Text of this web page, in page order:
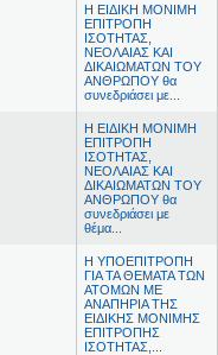
Η ΕΙΔΙΚΗ ΜΟΝΙΜΗ
ΕΠΙΤΡΟΠΗ
ΙΣΟΤΗΤΑΣ,
ΝΕΟΛΑΙΑΣ ΚΑΙ
ΔΙΚΑΙΩΜΑΤΩΝ ΤΟΥ
ΑΝΘΡΩΠΟΥ θα
συνεδριάσει με...
Η ΕΙΔΙΚΗ ΜΟΝΙΜΗ
ΕΠΙΤΡΟΠΗ
ΙΣΟΤΗΤΑΣ,
ΝΕΟΛΑΙΑΣ ΚΑΙ
ΔΙΚΑΙΩΜΑΤΩΝ ΤΟΥ
ΑΝΘΡΩΠΟΥ θα
συνεδριάσει με
θέμα...
Η ΥΠΟΕΠΙΤΡΟΠΗ
ΓΙΑ ΤΑ ΘΕΜΑΤΑ ΤΩΝ
ΑΤΟΜΩΝ ΜΕ
ΑΝΑΠΗΡΙΑ ΤΗΣ
ΕΙΔΙΚΗΣ ΜΟΝΙΜΗΣ
ΕΠΙΤΡΟΠΗΣ
ΙΣΟΤΗΤΑΣ,...